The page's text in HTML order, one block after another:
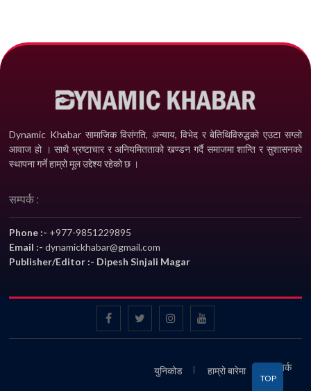
Dynamic Khabar सामाजिक विसंगति, अन्याय, विभेद­ र बेतिथिविरुद्धको एउटा सग्लो
आवाज हो । साथै भ्रष्टाचार र अनियमितताको खण्डन गर्दै समाजमा शान्ति र सुशासनको
स्थापना गर्ने हाम्रो मूल उद्देश्य रहेको छ ।
सम्पर्क :
Phone :- +977-9851229895
Email :-dynamickhabar@gmail.com
Publisher/Editor :- Dipesh Sinjali Magar
युनिकोड हाम्रो बारेमा सम्पर्क
TOP